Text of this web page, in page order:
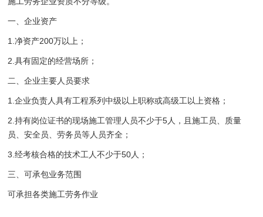
一、企业资产
1.净资产200万以上；
2.具有固定的经营场所；
二、企业主要人员要求
1.企业负责人具有工程系列中级以上职称或高级工以上资格；
2.持有岗位证书的现场施工管理人员不少于5人，且施工员、质量
员、安全员、劳务员等人员齐全；
3.经考核合格的技术工人不少于50人；
三、可承包业务范围
可承担各类施工劳务作业